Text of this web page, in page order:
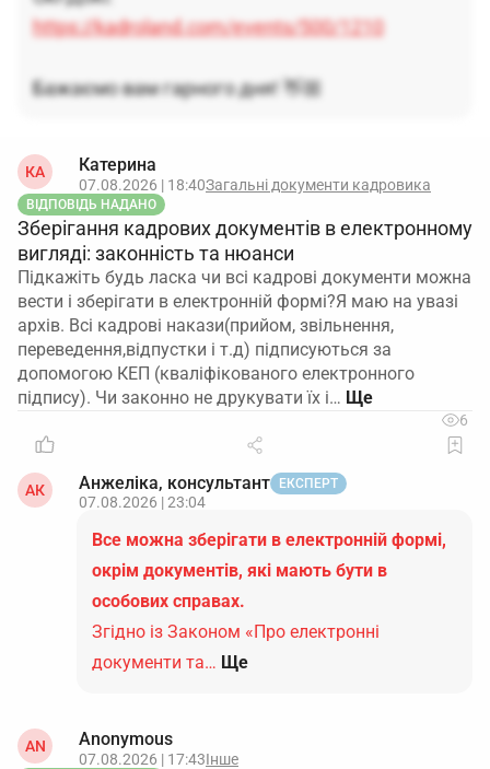
саме у швейному виробництві.
від 29.12.2004
№336
У підсумку вам слід взяти за основу вимоги до
«начальника цеху» з ДКХП та наявний зразок
деталізувати й доповнити їх під умови роботи
швейного цеху і затвердити документ наказом
керівника.
https://kadroland.com/events/500/1210
Бажаємо вам гарного дня! 👋🏼
КА Катерина
07.08.2026 | 18:40Загальні документи кадровика
ВІДПОВІДЬ НАДАНО
Зберігання кадрових документів в електронному
вигляді: законність та нюанси
Підкажіть будь ласка чи всі кадрові документи можна
вести і зберігати в електронній формі?Я маю на увазі
архів. Всі кадрові накази(прийом, звільнення,
переведення,відпустки і т.д) підписуються за
допомогою КЕП (кваліфікованого електронного
підпису). Чи законно не друкувати їх і…
6
АК Анжеліка, консультант ЕКСПЕРТ
07.08.2026 | 23:04
Все можна зберігати в електронній формі,
окрім документів, які мають бути в
особових справах.
Згідно із Законом «Про електронні
документи та… Ще
AN Anonymous
07.08.2026 | 17:43Інше